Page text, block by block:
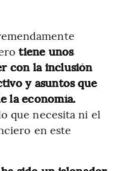
tiene unos
con la inclusión
y asuntos que
la economía.
que necesita ni el
en este